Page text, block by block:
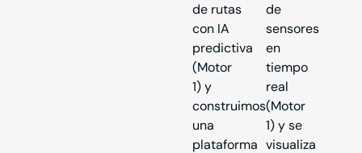
de rutas
con IA
predictiva
(Motor
1) y
construimos
una
plataforma
de
sensores
en
tiempo
real
(Motor
1) y se
visualiza